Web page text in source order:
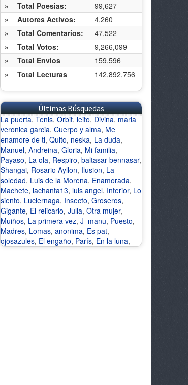
»
Total Poesias:
99,627
»
Autores Activos:
4,260
»
Total Comentarios:
47,522
»
Total Votos:
9,266,099
»
Total Envios
159,596
»
Total Lecturas 142,892,756
Últimas Búsquedas
La puerta, Tenis, Orbit, leito, Divina, maria
veronica garcia, Cuerpo y alma, Me
enamore de ti, Quito, neska, La duda,
Manuel, Andreina, Gloria, Mi familia,
Payaso, La ola, Respiro, baltasar bennasar,
Shangai, Rosario Ayllon, Ilusion, La
soledad, Luis de la Morena, Enamorada,
Machete, lachanta13, luis angel, Interior, Lo
siento, Luciernaga, Insecto, Groseros,
Gigante, El relicario, Julia, Otra mujer,
Muiños, La primera vez, J_manu, Puesto,
Madres, Lomas, anonima, Es pat,
ojosazules, El engaño, París, En la luna,